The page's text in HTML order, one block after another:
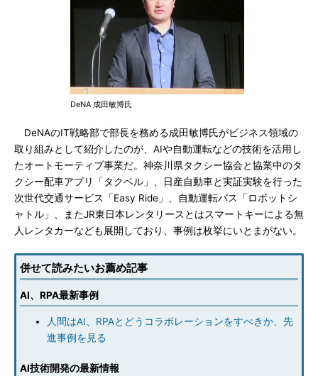
DeNA 成田敏博氏
DeNAのIT戦略部で部長を務める成田敏博氏がビジネス領域の
取り組みとして紹介したのが、AIや自動運転などの技術を活用し
たオートモーティブ事業だ。神奈川県タクシー協会と協業中のタ
クシー配車アプリ「タクベル」、日産自動車と実証実験を行った
次世代交通サービス「Easy Ride」、自動運転バス「ロボットシ
ャトル」、またJR東日本レンタリースとはスマートキーによる無
人レンタカーなども展開しており、事例は枚挙にいとまがない。
併せて読みたいお薦め記事
AI、RPA最新事例
人間はAI、RPAとどうコラボレーションをすべきか、先
進事例を見る
AI技術開発の最新情報